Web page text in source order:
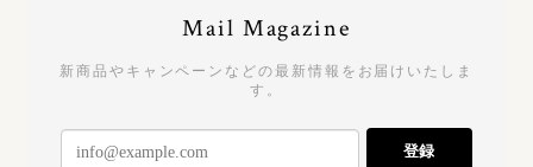
Mail Magazine
新商品やキャンペーンなどの最新情報をお届けいたしま
す。
登録